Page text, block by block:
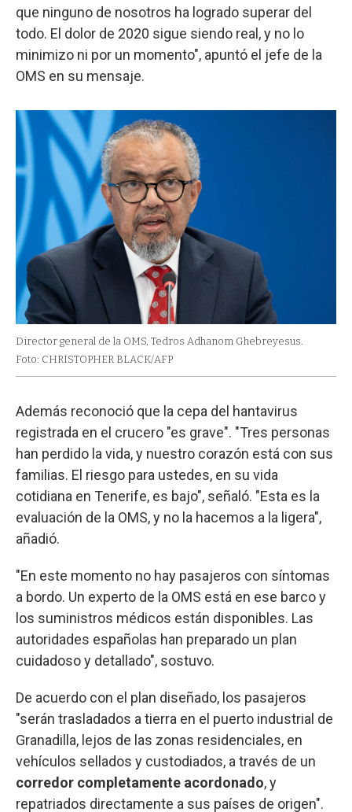
que ninguno de nosotros ha logrado superar del
todo. El dolor de 2020 sigue siendo real, y no lo
minimizo ni por un momento", apuntó el jefe de la
OMS en su mensaje.
Director general de la OMS, Tedros Adhanom Ghebreyesus.
Foto: CHRISTOPHER BLACK/AFP
Además reconoció que la cepa del hantavirus
registrada en el crucero "es grave". "Tres personas
han perdido la vida, y nuestro corazón está con sus
familias. El riesgo para ustedes, en su vida
cotidiana en Tenerife, es bajo", señaló. "Esta es la
evaluación de la OMS, y no la hacemos a la ligera",
añadió.
"En este momento no hay pasajeros con síntomas
a bordo. Un experto de la OMS está en ese barco y
los suministros médicos están disponibles. Las
autoridades españolas han preparado un plan
cuidadoso y detallado", sostuvo.
De acuerdo con el plan diseñado, los pasajeros
"serán trasladados a tierra en el puerto industrial de
Granadilla, lejos de las zonas residenciales, en
vehículos sellados y custodiados, a través de un
corredor completamente acordonado, y
repatriados directamente a sus países de origen".